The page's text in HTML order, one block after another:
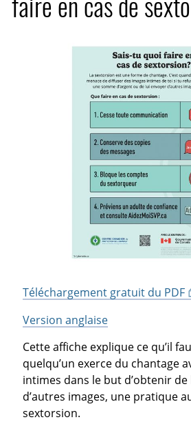
Téléchargement gratuit du PDF
Version anglaise
Cette affiche explique ce qu’il
quelqu’un exerce du chantage
intimes dans le but d’obtenir de
d’autres images, une pratique
sextorsion.